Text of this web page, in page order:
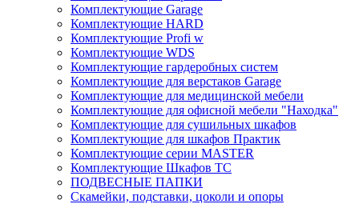
Комплектующие Garage
Комплектующие HARD
Комплектующие Profi w
Комплектующие WDS
Комплектующие гардеробных систем
Комплектующие для верстаков Garage
Комплектующие для медицинской мебели
Комплектующие для офисной мебели "Находка"
Комплектующие для сушильных шкафов
Комплектующие для шкафов Практик
Комплектующие серии MASTER
Комплектующие Шкафов ТС
ПОДВЕСНЫЕ ПАПКИ
Скамейки, подставки, цоколи и опоры